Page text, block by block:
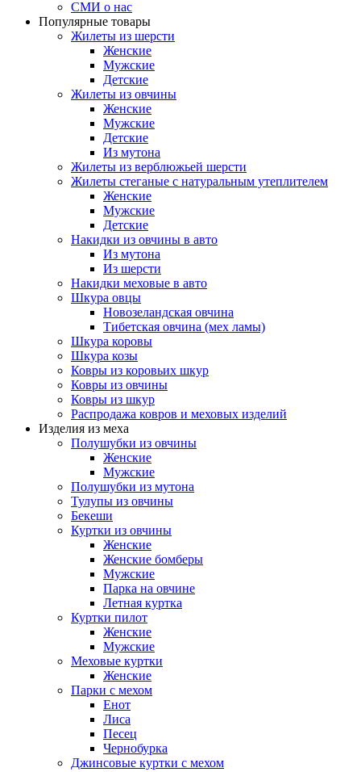
СМИ о нас
Популярные товары
Жилеты из шерсти
Женские
Мужские
Детские
Жилеты из овчины
Женские
Мужские
Детские
Из мутона
Жилеты из верблюжьей шерсти
Жилеты стеганые с натуральным утеплителем
Женские
Мужские
Детские
Накидки из овчины в авто
Из мутона
Из шерсти
Накидки меховые в авто
Шкура овцы
Новозеландская овчина
Тибетская овчина (мех ламы)
Шкура коровы
Шкура козы
Ковры из коровьих шкур
Ковры из овчины
Ковры из шкур
Распродажа ковров и меховых изделий
Изделия из меха
Полушубки из овчины
Женские
Мужские
Полушубки из мутона
Тулупы из овчины
Бекеши
Куртки из овчины
Женские
Женские бомберы
Мужские
Парка на овчине
Летная куртка
Куртки пилот
Женские
Мужские
Меховые куртки
Женские
Парки с мехом
Енот
Лиса
Песец
Чернобурка
Джинсовые куртки с мехом